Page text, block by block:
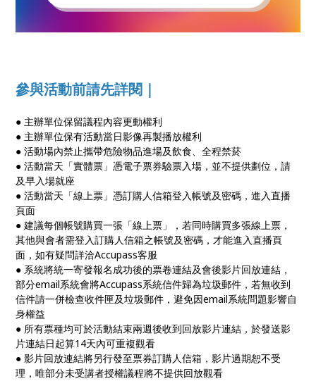
參與活動前請先詳閱｜
● 主辦單位保留議程內容更動權利
● 主辦單位保有活動當日影像再製播放權利
● 活動場內禁止攜帶危險物品進場及飲食、全程禁菸
● 活動當天「實體票」憑電子票券驗票入場，並不提供劃位，請
及早入場就座
● 活動當天「線上票」憑訂購人信箱登入帳號及密碼，進入直播
頁面
● 建議每個帳號購買一張「線上票」，若同時購買多張線上票，
其他與會者需登入訂購人信箱之帳號及密碼，才能進入直播頁
面，如有疑問詳洽Accupass客服
● 系統將統一寄發報名成功後的票卷連結及會後影片回放連結，
部分email系統會將Accupass系統信件歸為垃圾郵件，若無收到
信件請一併檢查收件匣及垃圾郵件，避免因email系統問題影響自
身權益
● 所有票種均可於活動結束兩週後收到回放影片連結，於發送影
片連結日起算14天內可重複觀看
● 影片回放連結將另行發至票券訂購人信箱，影片過期恕不受
理，唯部分未受講者授權議程將不提供回放觀看